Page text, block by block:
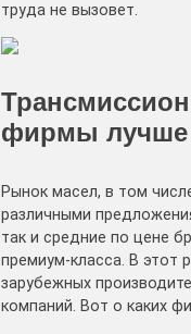
труда не вызовет.
фирмы лучше
Рынок масел, в том
различными
так и средние по цене
премиум-класса. В этот
зарубежных
компаний. Вот о каких